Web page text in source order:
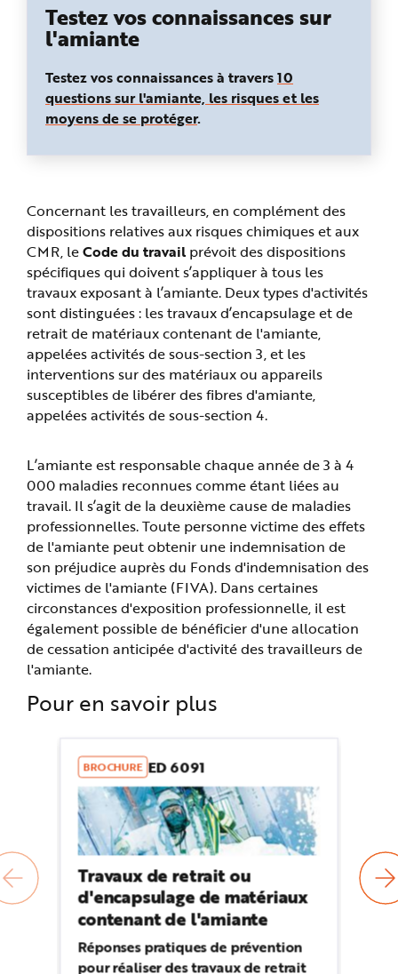
Testez vos connaissances sur
l'amiante
Testez vos connaissances à travers10
questions sur l'amiante, les risques et les
moyens de se protéger.
Concernant les travailleurs, en complément des
dispositions relatives aux risques chimiques et aux
CMR, leCode du travail prévoit des dispositions
spécifiques qui doivent s’appliquer à tous les
travaux exposant à l’amiante. Deux types d'activités
sont distinguées : les travaux d’encapsulage et de
retrait de matériaux contenant de l'amiante,
appelées activités de sous-section 3, et les
interventions sur des matériaux ou appareils
susceptibles de libérer des fibres d'amiante,
appelées activités de sous-section 4.
L’amiante est responsable chaque année de 3 à 4
000 maladies reconnues comme étant liées au
travail. Il s’agit de la deuxième cause de maladies
professionnelles. Toute personne victime des effets
de l'amiante peut obtenir une indemnisation de
son préjudice auprès du Fonds d'indemnisation des
victimes de l'amiante (FIVA). Dans certaines
circonstances d'exposition professionnelle, il est
également possible de bénéficier d'une allocation
de cessation anticipée d'activité des travailleurs de
l'amiante.
Pour en savoir plus
BROCHURE ED 6091
Travaux de retrait ou
d'encapsulage de matériaux
contenant de l'amiante
Réponses pratiques de prévention
pour réaliser des travaux de retrait